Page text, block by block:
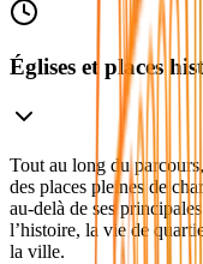
Églises et places
Tout au long du
des places pleines de
au-delà de ses
l’histoire, la vie de
la ville.